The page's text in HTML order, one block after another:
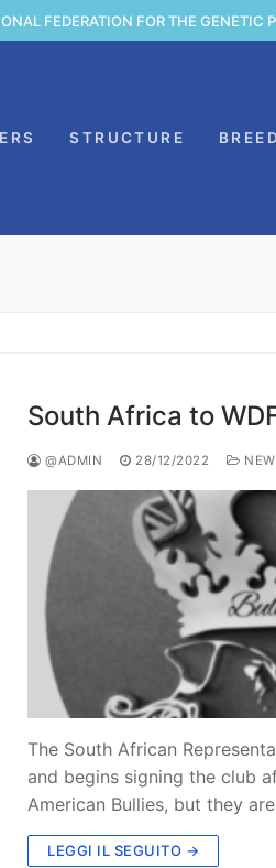
FEDERATION FOR THE GENETIC
STRUCTURE
South Africa to
@ADMIN 28/12/2022
The South African
and begins signing the club
American Bullies, but they
LEGGI IL SEGUITO →